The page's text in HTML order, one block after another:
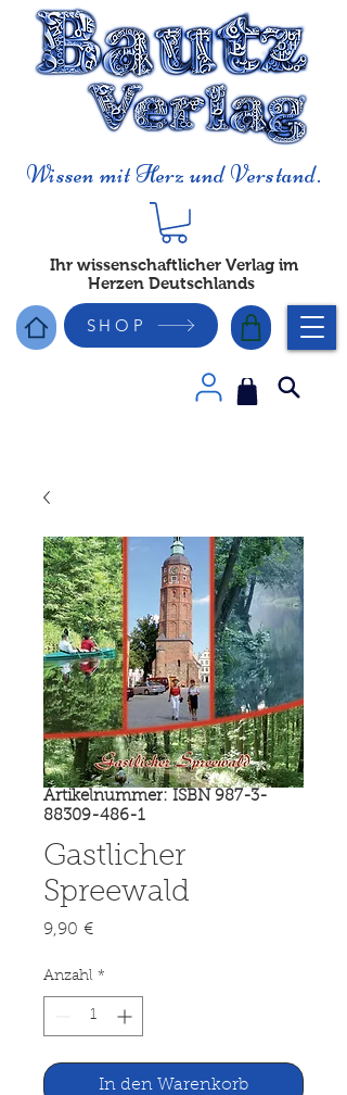
Wissen mit Herz und Verstand.
Ihr wissenschaftlicher Verlag im
Herzen Deutschlands
SHOP
Artikelnummer: ISBN 987-3-
88309-486-1
Gastlicher
Spreewald
9,90 €Preis
Anzahl *
In den Warenkorb